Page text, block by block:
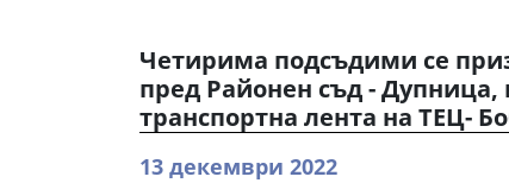
Четирима подсъдими се
пред Районен съд - Дупница,
транспортна лента на ТЕЦ-
13 декември 2022